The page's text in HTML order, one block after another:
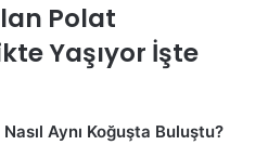
Polat
Yaşıyor İşte
Aynı Koğuşta Buluştu?